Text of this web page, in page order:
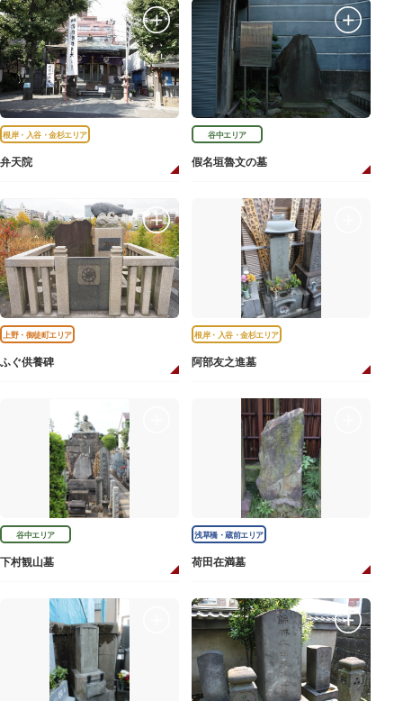
根岸・入谷・金杉エリア
弁天院
谷中エリア
假名垣魯文の墓
上野・御徒町エリア
ふぐ供養碑
根岸・入谷・金杉エリア
阿部友之進墓
谷中エリア
下村観山墓
浅草橋・蔵前エリア
荷田在満墓